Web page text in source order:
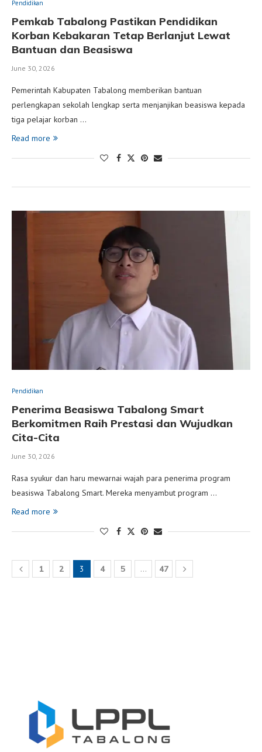
Pendidikan
Pemkab Tabalong Pastikan Pendidikan
Korban Kebakaran Tetap Berlanjut Lewat
Bantuan dan Beasiswa
June 30, 2026
Pemerintah Kabupaten Tabalong memberikan bantuan
perlengkapan sekolah lengkap serta menjanjikan beasiswa kepada
tiga pelajar korban …
Read more
Pendidikan
Penerima Beasiswa Tabalong Smart
Berkomitmen Raih Prestasi dan Wujudkan
Cita-Cita
June 30, 2026
Rasa syukur dan haru mewarnai wajah para penerima program
beasiswa Tabalong Smart. Mereka menyambut program …
Read more
1 2 3 4 5 … 47